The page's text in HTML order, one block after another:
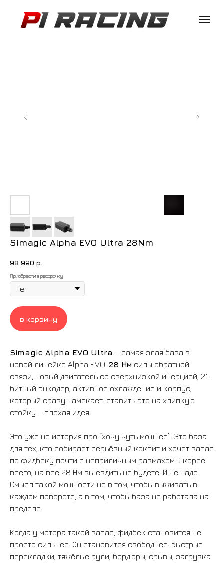
Simagic Alpha EVO Ultra 28Nm
98 990 р.
Приобрести в рассрочку
в корзину
Simagic Alpha EVO Ultra – самая злая база в
новой линейке Alpha EVO. 28 Нм силы обратной
связи, новый двигатель со сверхнизкой инерцией, 21-
битный энкодер, активное охлаждение и корпус,
который сразу намекает: ставить это на хлипкую
стойку – плохая идея.
Это уже не история про “хочу чуть мощнее”. Это база
для тех, кто собирает серьёзный кокпит и хочет запас
по фидбеку почти с неприличным размахом. Скорее
всего, на все 28 Нм вы ездить не будете. И не надо.
Смысл такой мощности не в том, чтобы выживать в
каждом повороте, а в том, чтобы база не работала на
пределе.
Когда у мотора такой запас, фидбек становится не
просто сильнее. Он становится свободнее. Быстрые
перекладки, тяжёлые рули, бордюры, срывы, загрузка